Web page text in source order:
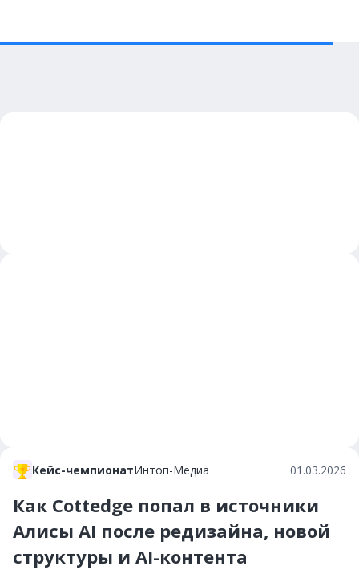
Кейс-чемпионатИнтоп-Медиа 01.03.2026
Как Cottedge попал в источники
Алисы AI после редизайна, новой
структуры и AI-контента